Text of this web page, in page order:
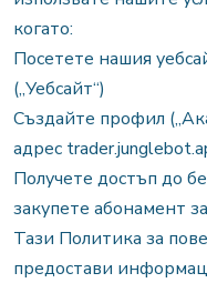
когато:
Посетете нашия
(„Уебсайт“)
Създайте профил
адрес
Получете достъп до
закупете абонамент
Тази Политика за
предостави